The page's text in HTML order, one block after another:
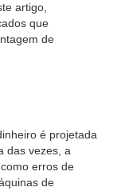
artigo,
que
de
é projetada
das vezes, a
erros de
de